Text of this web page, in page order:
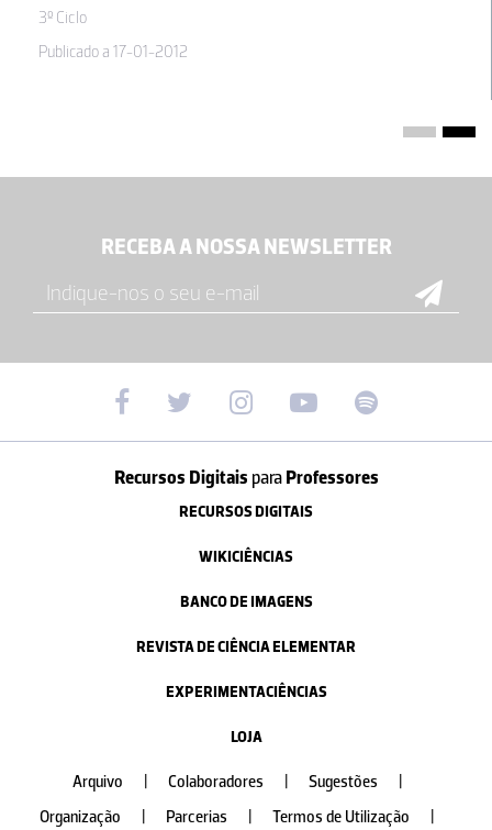
3º Ciclo
Publicado a 17-01-2012
RECEBA A NOSSA NEWSLETTER
Recursos Digitais paraProfessores
RECURSOS DIGITAIS
WIKICIÊNCIAS
BANCO DE IMAGENS
REVISTA DE CIÊNCIA ELEMENTAR
EXPERIMENTACIÊNCIAS
LOJA
Arquivo Colaboradores Sugestões
Organização
Parcerias Termos de Utilização